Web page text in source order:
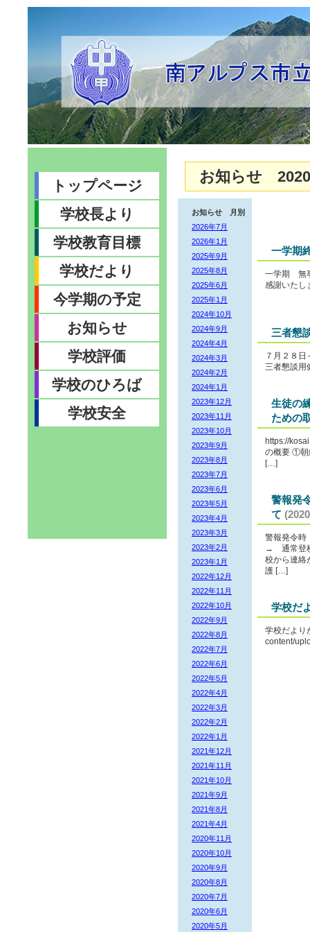
トップページ
学校長より
学校教育目標
学校だより
今学期の予定
お知らせ
学校評価
学校のひろば
学校安全
お知らせ
お知らせ 月別
2026年7月
2026年1月
2025年9月
2025年8月
2025年6月
2025年1月
2024年10月
2024年9月
2024年4月
2024年3月
2024年2月
2024年1月
2023年12月
2023年11月
2023年10月
2023年9月
2023年8月
2023年7月
2023年6月
2023年5月
2023年4月
2023年3月
2023年2月
2023年1月
2022年12月
2022年11月
2022年10月
2022年9月
2022年8月
2022年7月
2022年6月
2022年5月
2022年4月
2022年3月
2022年2月
2022年1月
2021年12月
2021年11月
2021年10月
2021年9月
2021年8月
2021年4月
2020年11月
2020年10月
2020年9月
2020年8月
2020年7月
2020年6月
2020年5月
一学期
一学期 無
感謝いた
三者懇
７月２８
三者懇談用
生徒の
ための
https://
の概要 ①
[…]
警報発
て
警報発令時
→ 通常登
校から連絡
護 […]
学校だ
学校だより
content/